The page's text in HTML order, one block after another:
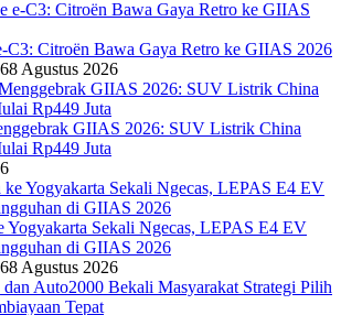
C3: Citroën Bawa Gaya Retro ke GIIAS 2026
8 Agustus 2026
GIIAS 2026: SUV Listrik China
Rp449 Juta
Yogyakarta Sekali Ngecas, LEPAS E4 EV
di GIIAS 2026
8 Agustus 2026